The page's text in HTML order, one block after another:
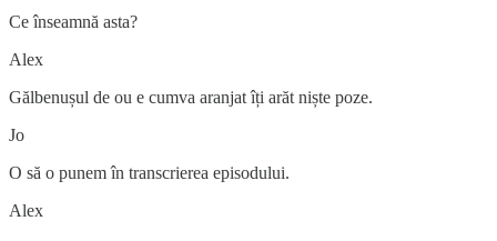
Ce înseamnă asta?
Alex
Gălbenușul de ou e cumva aranjat îți arăt niște poze.
Jo
O să o punem în transcrierea episodului.
Alex